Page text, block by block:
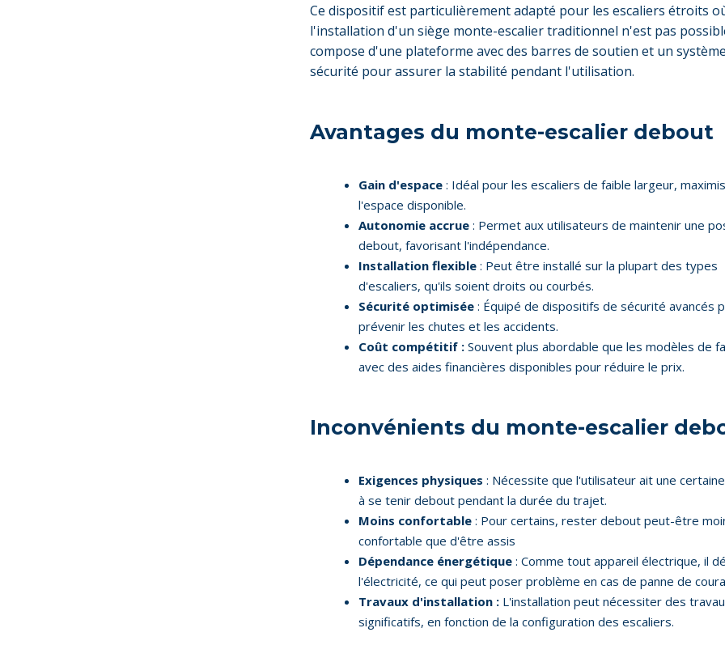
Ce dispositif est particulièrement adapté pour les escaliers étroits
l'installation d'un siège monte-escalier traditionnel n'est pas
compose d'une plateforme avec des barres de soutien et un
sécurité pour assurer la stabilité pendant l'utilisation.
Avantages du monte-escalier debout
Gain d'espace : Idéal pour les escaliers de faible largeur,
l'espace disponible.
Autonomie accrue : Permet aux utilisateurs de maintenir une
debout, favorisant l'indépendance.
Installation flexible : Peut être installé sur la plupart des types
d'escaliers, qu'ils soient droits ou courbés.
Sécurité optimisée : Équipé de dispositifs de sécurité avancés
prévenir les chutes et les accidents.
Coût compétitif :Souvent plus abordable que les modèles de
avec des aides financières disponibles pour réduire le prix.
Inconvénients du monte-escalier
Exigences physiques : Nécessite que l'utilisateur ait une
à se tenir debout pendant la durée du trajet.
Moins confortable: Pour certains, rester debout peut-être
confortable que d'être assis
Dépendance énergétique : Comme tout appareil électrique, il
l'électricité, ce qui peut poser problème en cas de panne de
Travaux d'installation :L'installation peut nécessiter des
significatifs, en fonction de la configuration des escaliers.